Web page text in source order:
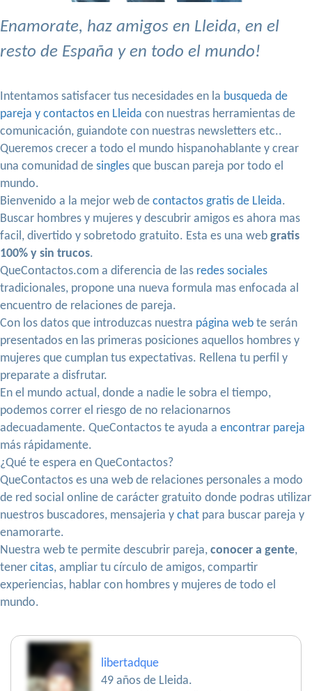
Enamorate, haz amigos en Lleida, en el
resto de España y en todo el mundo!
Intentamos satisfacer tus necesidades en la busqueda de
pareja y contactos en Lleida con nuestras herramientas de
comunicación, guiandote con nuestras newsletters etc..
Queremos crecer a todo el mundo hispanohablante y crear
una comunidad de singles que buscan pareja por todo el
mundo.
Bienvenido a la mejor web de contactos gratis de Lleida.
Buscar hombres y mujeres y descubrir amigos es ahora mas
facil, divertido y sobretodo gratuito. Esta es una web gratis
100% y sin trucos.
QueContactos.com a diferencia de las redes sociales
tradicionales, propone una nueva formula mas enfocada al
encuentro de relaciones de pareja.
Con los datos que introduzcas nuestra página web te serán
presentados en las primeras posiciones aquellos hombres y
mujeres que cumplan tus expectativas. Rellena tu perfil y
preparate a disfrutar.
En el mundo actual, donde a nadie le sobra el tiempo,
podemos correr el riesgo de no relacionarnos
adecuadamente. QueContactos te ayuda a encontrar pareja
más rápidamente.
¿Qué te espera en QueContactos?
QueContactos es una web de relaciones personales a modo
de red social online de carácter gratuito donde podras utilizar
nuestros buscadores, mensajeria y chat para buscar pareja y
enamorarte.
Nuestra web te permite descubrir pareja, conocer a gente,
tener citas, ampliar tu círculo de amigos, compartir
experiencias, hablar con hombres y mujeres de todo el
mundo.
libertadque
49 años de Lleida.